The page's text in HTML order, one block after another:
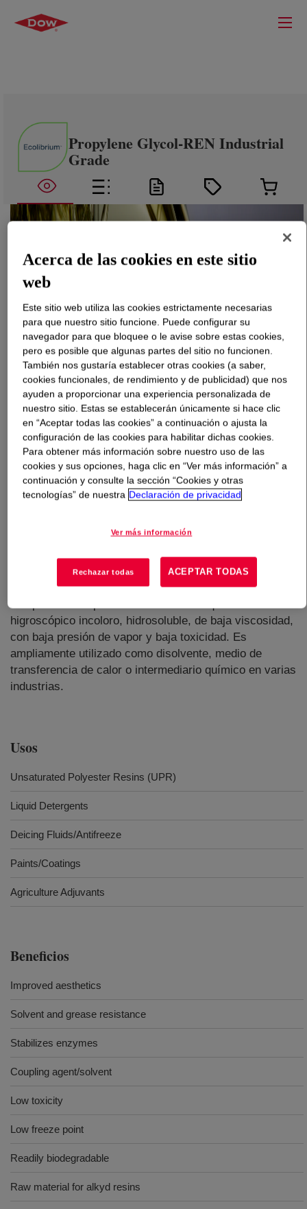
Propylene Glycol-REN Industrial
Grade
Qué esPropylene Glycol-REN Industrial Grade?
Material de alta pureza para su uso en una amplia gama
de aplicaciones prácticas. PGI es un líquido
higroscópico incoloro, hidrosoluble, de baja viscosidad,
con baja presión de vapor y baja toxicidad. Es
transferencia de calor o intermedio químico en varios
Material de alta pureza para su uso en una amplia gama
de aplicaciones prácticas. PGI es un líquido
higroscópico incoloro, hidrosoluble, de baja viscosidad,
con baja presión de vapor y baja toxicidad. Es
ampliamente utilizado como disolvente, medio de
transferencia de calor o intermediario químico en varias
industrias.
Usos
Unsaturated Polyester Resins (UPR)
Liquid Detergents
Deicing Fluids/Antifreeze
Paints/Coatings
Agriculture Adjuvants
Beneficios
Improved aesthetics
Solvent and grease resistance
Stabilizes enzymes
Coupling agent/solvent
Low toxicity
Low freeze point
Readily biodegradable
Raw material for alkyd resins
Acerca de las cookies en este sitio
web
Este sitio web utiliza las cookies estrictamente necesarias
para que nuestro sitio funcione. Puede configurar su
navegador para que bloquee o le avise sobre estas cookies,
pero es posible que algunas partes del sitio no funcionen.
También nos gustaría establecer otras cookies (a saber,
cookies funcionales, de rendimiento y de publicidad) que nos
ayuden a proporcionar una experiencia personalizada de
nuestro sitio. Estas se establecerán únicamente si hace clic
en “Aceptar todas las cookies” a continuación o ajusta la
configuración de las cookies para habilitar dichas cookies.
Para obtener más información sobre nuestro uso de las
cookies y sus opciones, haga clic en “Ver más información” a
continuación y consulte la sección “Cookies y otras
tecnologías” de nuestra Declaración de privacidad
Ver más información
Rechazar todas ACEPTAR TODAS